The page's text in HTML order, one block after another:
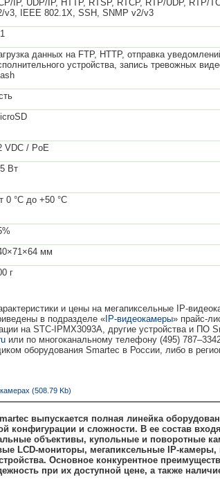
IP, UDP/IP, HTTP, RTSP, RTCP, RTP/UDP, RTP/
v3, IEEE 802.1X, SSH, SNMP v2/v3
данных на FTP, HTTP, отправка
устройства, запись тревожных
VDC / PoE
Вт
0 °C до +50 °C
мм
г
и цены на мегапиксельные IP-
в подразделе « IP-видеокамеры» прайс-
на STC-IPMX3093A, другие устройства и ПО
или по многоканальному телефону (495)
оборудования Smartec в России, либо в
(508.79 Kb)
выпускается полная линейка
конфигурации и сложности. В ее состав
объективы, купольные и поворотные
LCD-мониторы, мегапиксельные IP-
Основное конкурентное
при их доступной цене, а также